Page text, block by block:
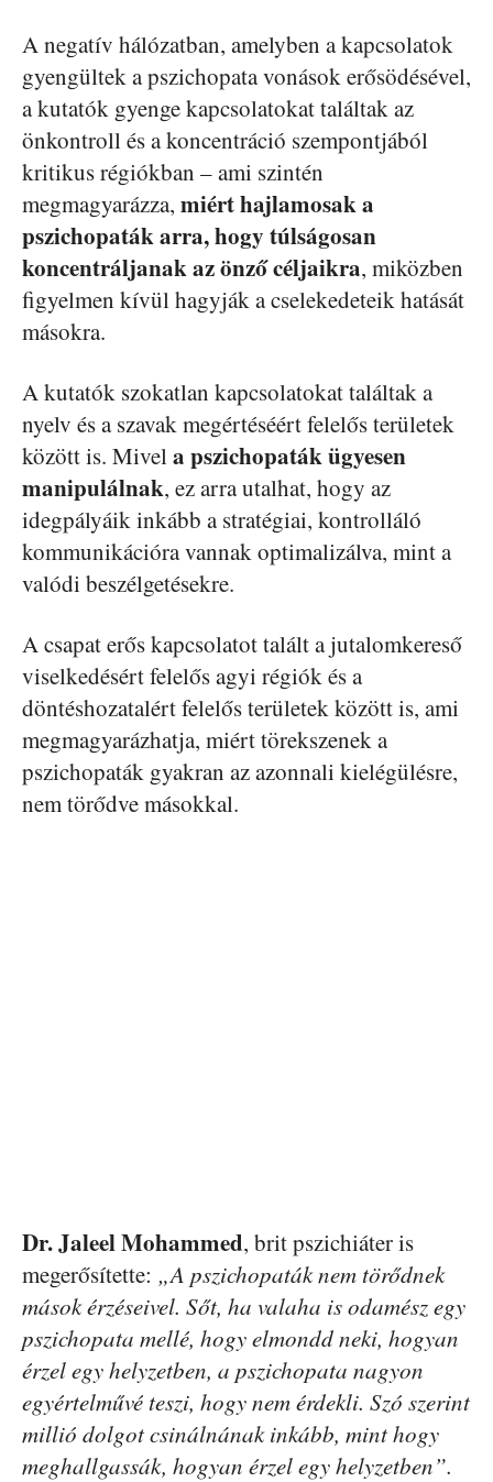
A negatív hálózatban, amelyben a kapcsolatok
gyengültek a pszichopata vonások erősödésével,
a kutatók gyenge kapcsolatokat találtak az
önkontroll és a koncentráció szempontjából
kritikus régiókban – ami szintén
megmagyarázza, miért hajlamosak a
pszichopaták arra, hogy túlságosan
koncentráljanak az önző céljaikra, miközben
figyelmen kívül hagyják a cselekedeteik hatását
másokra.
A kutatók szokatlan kapcsolatokat találtak a
nyelv és a szavak megértéséért felelős területek
között is. Mivela pszichopaták ügyesen
manipulálnak, ez arra utalhat, hogy az
idegpályáik inkább a stratégiai, kontrolláló
kommunikációra vannak optimalizálva, mint a
valódi beszélgetésekre.
A csapat erős kapcsolatot talált a jutalomkereső
viselkedésért felelős agyi régiók és a
döntéshozatalért felelős területek között is, ami
megmagyarázhatja, miért törekszenek a
pszichopaták gyakran az azonnali kielégülésre,
nem törődve másokkal.
Dr. Jaleel Mohammed, brit pszichiáter is
megerősítette: „A pszichopaták nem törődnek
mások érzéseivel. Sőt, ha valaha is odamész egy
pszichopata mellé, hogy elmondd neki, hogyan
érzel egy helyzetben, a pszichopata nagyon
egyértelművé teszi, hogy nem érdekli. Szó szerint
millió dolgot csinálnának inkább, mint hogy
meghallgassák, hogyan érzel egy helyzetben”.